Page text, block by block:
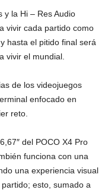
y la Hi – Res Audio
vivir cada partido como
hasta el pitido final será
vivir el mundial.
de los videojuegos
enfocado en
reto.
del POCO X4 Pro
funciona con una
una experiencia visual
esto, sumado a